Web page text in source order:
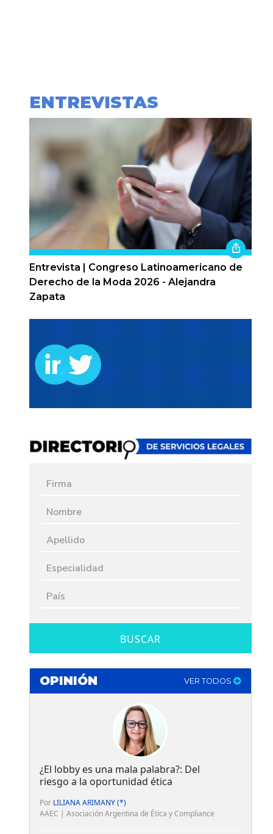
ENTREVISTAS
Entrevista | Congreso Latinoamericano de
Derecho de la Moda 2026 - Alejandra
Zapata
BUSCAR
OPINIÓN VER TODOS
¿El lobby es una mala palabra?: Del
riesgo a la oportunidad ética
Por LILIANA ARIMANY (*)
AAEC | Asociación Argentina de Ética y Compliance